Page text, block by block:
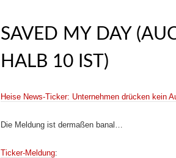
SAVED MY DAY
HALB 10 IST)
Heise News-Ticker: Unternehmen drücken kein
Die Meldung ist dermaßen banal…
Ticker-Meldung: